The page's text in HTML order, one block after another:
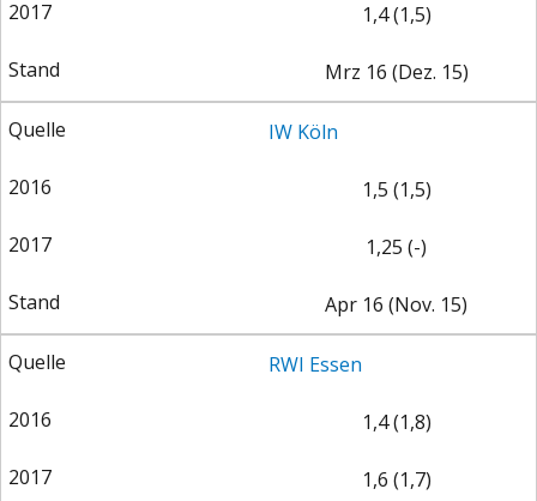
1,4 (1,5)
Mrz 16 (Dez. 15)
IW Köln
1,5 (1,5)
1,25 (-)
Apr 16 (Nov. 15)
RWI Essen
1,4 (1,8)
1,6 (1,7)